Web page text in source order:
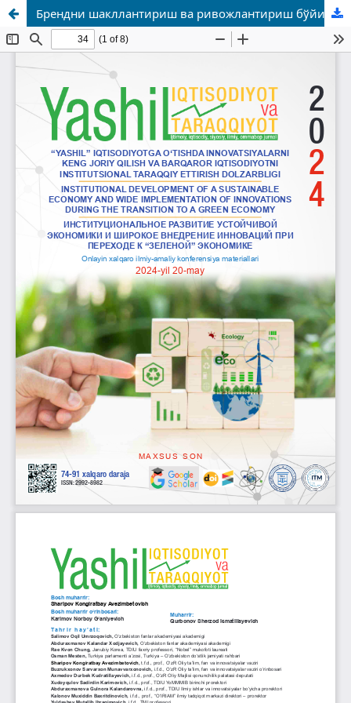
Брендни шакллантириш ва ривожлантириш бўйича замонавий маркетинг назариялари ва стратегиялари